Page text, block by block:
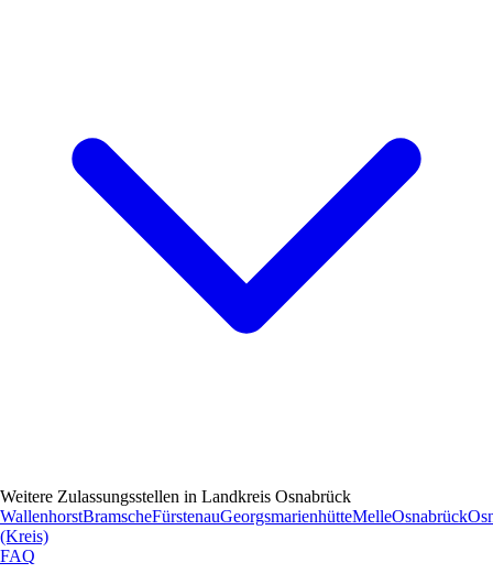
Weitere Zulassungsstellen in Landkreis Osnabrück
WallenhorstBramscheFürstenauGeorgsmarienhütteMelleOsnabrück
(Kreis)
FAQ